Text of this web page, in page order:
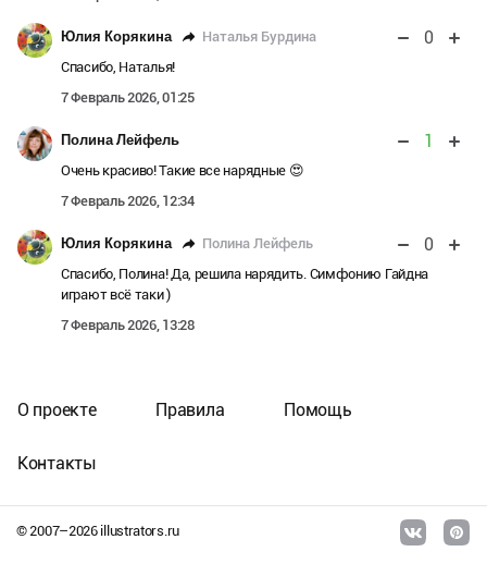
Юлия Корякина Наталья Бурдина 0
Спасибо, Наталья!
7 Февраль 2026, 01:25
Полина Лейфель 1
Очень красиво! Такие все нарядные 😍
7 Февраль 2026, 12:34
Юлия Корякина Полина Лейфель 0
Спасибо, Полина! Да, решила нарядить. Симфонию Гайдна
играют всё таки )
7 Февраль 2026, 13:28
© 2007–2026illustrators.ru
О проекте Правила Помощь
Контакты